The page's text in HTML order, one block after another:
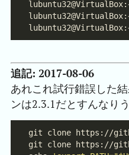
追記: 2017-08-06
あれこれ試行錯誤した
ンは2.3.1だとすんなり